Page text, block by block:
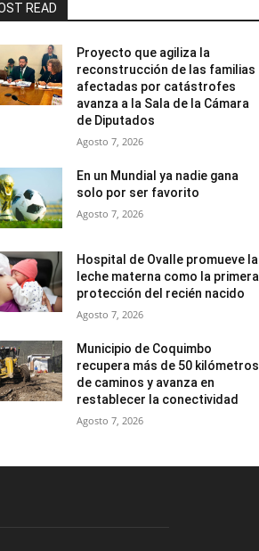
READ
Proyecto que agiliza la
reconstrucción de las familias
afectadas por catástrofes
avanza a la Sala de la Cámara
de Diputados
Agosto 7, 2026
En un Mundial ya nadie gana
solo por ser favorito
Agosto 7, 2026
Hospital de Ovalle promueve la
leche materna como la primera
protección del recién nacido
Agosto 7, 2026
Municipio de Coquimbo
recupera más de 50 kilómetros
de caminos y avanza en
restablecer la conectividad
Agosto 7, 2026